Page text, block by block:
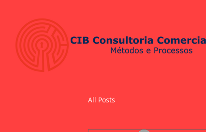
All Posts